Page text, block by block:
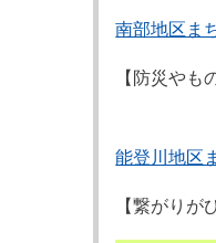
南部地区ま
【防災や
能登川地区
【繋がりが